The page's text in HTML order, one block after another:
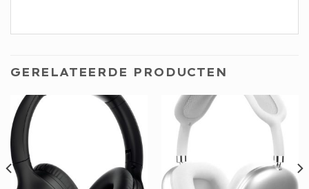
GERELATEERDE PRODUCTEN